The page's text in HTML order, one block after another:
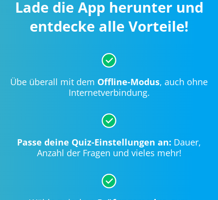
Lade die App herunter und
entdecke alle Vorteile!
Übe überall mit dem Offline-Modus, auch ohne
Internetverbindung.
Passe deine Quiz-Einstellungen an: Dauer,
Anzahl der Fragen und vieles mehr!